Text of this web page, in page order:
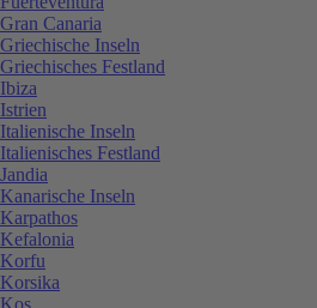
Gran Canaria
Griechische Inseln
Griechisches Festland
Ibiza
Istrien
Italienische Inseln
Italienisches Festland
Jandia
Kanarische Inseln
Karpathos
Kefalonia
Korfu
Korsika
Kos